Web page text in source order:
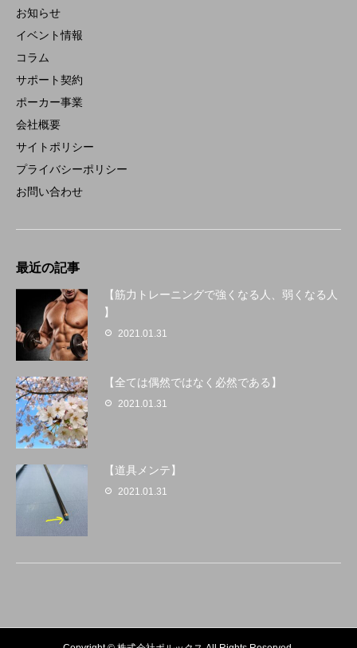
お知らせ
イベント情報
コラム
サポート契約
ポーカー事業
会社概要
サイトポリシー
プライバシーポリシー
お問い合わせ
最近の記事
【筋力トレーニングで強くなる人、弱くなる人
】
2021.01.31
【全ては偶然ではなく必然である】
2021.01.31
【道具メンテ】
2021.01.31